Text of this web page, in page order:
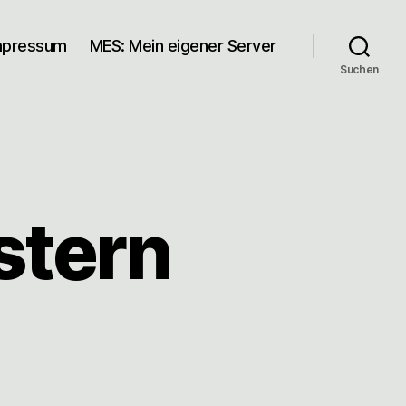
MES: Mein eigener Server
Suchen